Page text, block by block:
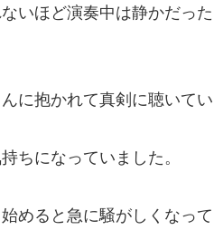
いほど演奏中は静かだった
に抱かれて真剣に聴いてい
ちになっていました。
めると急に騒がしくなって